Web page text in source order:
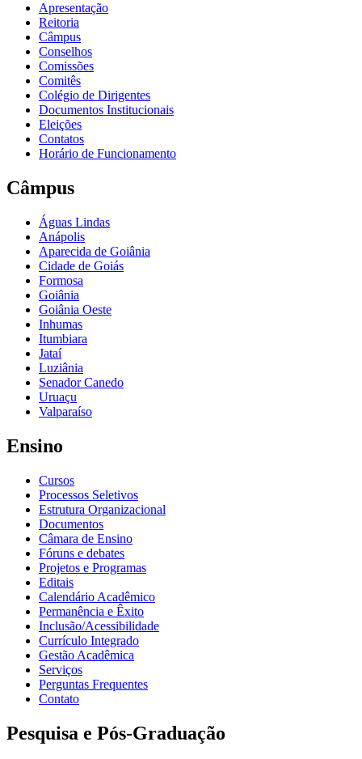
Apresentação
Reitoria
Câmpus
Conselhos
Comissões
Comitês
Colégio de Dirigentes
Documentos Institucionais
Eleições
Contatos
Horário de Funcionamento
Câmpus
Águas Lindas
Anápolis
Aparecida de Goiânia
Cidade de Goiás
Formosa
Goiânia
Goiânia Oeste
Inhumas
Itumbiara
Jataí
Luziânia
Senador Canedo
Uruaçu
Valparaíso
Ensino
Cursos
Processos Seletivos
Estrutura Organizacional
Documentos
Câmara de Ensino
Fóruns e debates
Projetos e Programas
Editais
Calendário Acadêmico
Permanência e Êxito
Inclusão/Acessibilidade
Currículo Integrado
Gestão Acadêmica
Serviços
Perguntas Frequentes
Contato
Pesquisa e Pós-Graduação